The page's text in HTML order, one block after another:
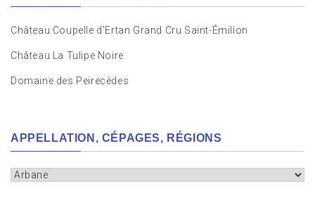
Château Coupelle d’Ertan Grand Cru Saint-Émilion
Château La Tulipe Noire
Domaine des Peirecèdes
APPELLATION, CÉPAGES, RÉGIONS
Appellation,